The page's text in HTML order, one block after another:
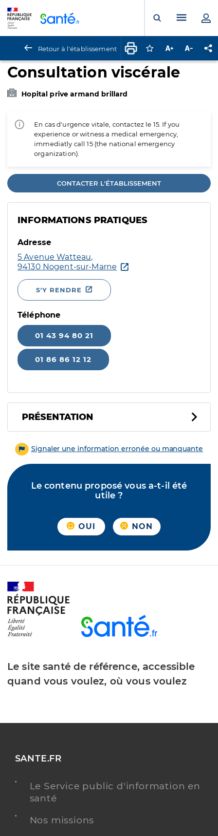
Ouvrir laMenu
Retour à l'établissement Connectez-vous
Augmenter la
Consultation viscérale
Hopital prive armand brillard
En cas d'urgence vitale, contactez le 15. If you
experience or witness a medical emergency,
immediatly call 15 (the national emergency
organization).
CONTACTER L'ÉTABLISSEMENT
INFORMATIONS PRATIQUES
Adresse
5 Avenue Watteau,
94130 Nogent-sur-Marne
S'Y RENDRE
Téléphone
01 43 94 80 21
01 86 86 12 12
PRÉSENTATION
Signaler une information erronée ou manquante
Le contenu proposé vous a-t-il été
utile ?
OUI NON
Le site santé de référence, accessible
quand vous voulez, où vous voulez
SANTE.FR
Le Service public d'information en
santé
Nos missions